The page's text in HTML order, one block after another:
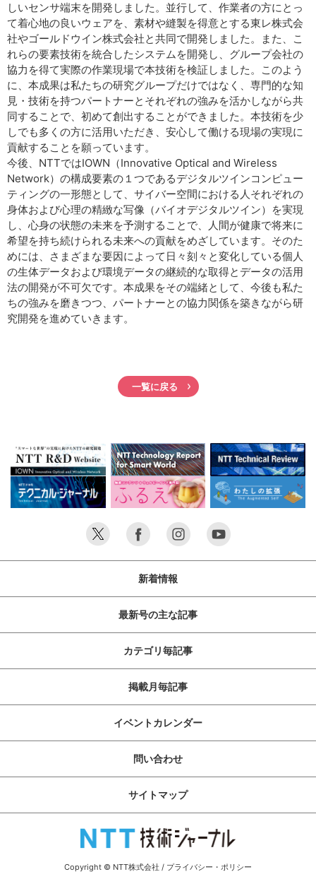
しいセンサ端末を開発しました。並行して、作業者の方にとっ
て着心地の良いウェアを、素材や縫製を得意とする東レ株式会
社やゴールドウイン株式会社と共同で開発しました。また、こ
れらの要素技術を統合したシステムを開発し、グループ会社の
協力を得て実際の作業現場で本技術を検証しました。このよう
に、本成果は私たちの研究グループだけではなく、専門的な知
見・技術を持つパートナーとそれぞれの強みを活かしながら共
同することで、初めて創出することができました。本技術を少
しでも多くの方に活用いただき、安心して働ける現場の実現に
貢献することを願っています。
今後、NTTではIOWN（Innovative Optical and Wire­less
Network）の構成要素の１つであるデジタルツインコンピュー
ティングの一形態として、サイバー空間における人それぞれの
身体および心理の精緻な写像（バイオデジタルツイン）を実現
し、心身の状態の未来を予測することで、人間が健康で将来に
希望を持ち続けられる未来への貢献をめざしています。そのた
めには、さまざまな要因によって日々刻々と変化している個人
の生体データおよび環境データの継続的な取得とデータの活用
法の開発が不可欠です。本成果をその端緒として、今後も私た
ちの強みを磨きつつ、パートナーとの協力関係を築きながら研
究開発を進めていきます。
一覧に戻る
新着情報
最新号の主な記事
カテゴリ毎記事
掲載月毎記事
イベントカレンダー
問い合わせ
サイトマップ
Copyright © NTT株式会社 / プライバシー・ポリシー